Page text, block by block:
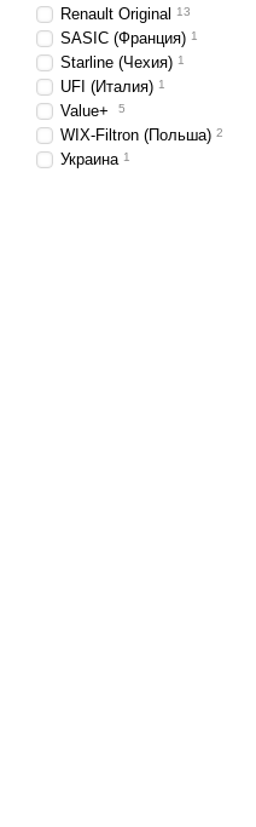
Renault Original 13
SASIC (Франция) 1
Starline (Чехия) 1
UFI (Италия) 1
Value+ 5
WIX-Filtron (Польша) 2
Украина 1